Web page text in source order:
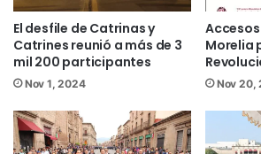
Facebook/NoticiasEnSintesis
Twitter@NsintesisMich
desfile
El desfile de Catrinas y
Catrines reunió a más de 3
mil 200 participantes
Nov 1, 2024
Morelia
Nov 20,